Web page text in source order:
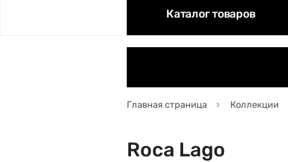
Каталог товаров
Главная страница Коллекции
Roca Lago